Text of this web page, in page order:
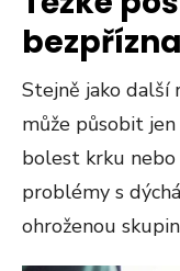
Stejně jako další
může působit
bolest krku nebo
problémy s
ohroženou